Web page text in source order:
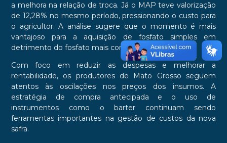
a melhora na relação de troca. Já o MAP teve valorização
de 12,28% no mesmo período, pressionando o custo para
o agricultor. A análise sugere que o momento é mais
vantajoso para a aquisição de fosfato simples em
detrimento do fosfato mais concentrado.
Com foco em reduzir as despesas e melhorar a
rentabilidade, os produtores de Mato Grosso seguem
atentos às oscilações nos preços dos insumos. A
estratégia de compra antecipada e o uso de
instrumentos como o barter continuam sendo
ferramentas importantes na gestão de custos da nova
safra.